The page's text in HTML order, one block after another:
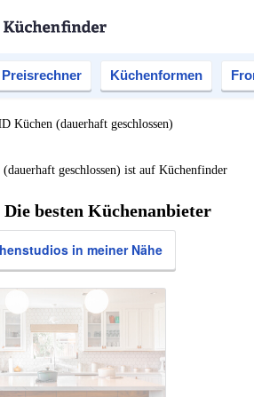
Preisrechner Küchenformen
Küchen (dauerhaft geschlossen)
geschlossen) ist auf Küchenfinder
besten Küchenanbieter
in meiner Nähe